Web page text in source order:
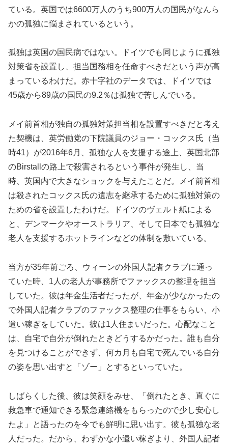
ている。英国では6600万人のうち900万人の国民がなんら
かの孤独に悩まされているという。
孤独は英国の国民病ではない。ドイツでも同じように孤独
対策省を設置し、担当国務相を任命すべきだという声が高
まっているわけだ。赤十字社のデータでは、ドイツでは
45歳から89歳の国民の9.2％は孤独で苦しんでいる。
メイ前首相が独自の孤独対策担当相を設置すべきだと考え
た契機は、英労働党の下院議員のジョー・コックス氏（当
時41）が2016年6月、孤独な人を支援する途上、英国北部
のBirstallの路上で殺害されるという事件が発生し、当
時、英国内で大きなショックを与えたことだ。メイ前首相
は殺されたコックス氏の遺志を継承するために孤独対策の
ための省を設置したわけだ。ドイツのヴェルト紙による
と、デンマークやオーストラリア、そして日本でも孤独な
老人を支援するホットラインなどの体制を敷いている。
当方が35年前ごろ、ウィーンの外国人記者クラブに通っ
ていた時、1人の老人が事務所でファックスの整理を担当
していた。彼は年金生活者だったが、年金が少なかったの
で外国人記者クラブのファックス整理の仕事をもらい、小
遣い稼ぎをしていた。彼は1人住まいだった。心配なこと
は、自宅で自分が倒れたときどうするかだった。誰も自分
を見つけることができず、何カ月も自宅で死んでいる自分
の姿を思い出すと「ゾー」とするといっていた。
しばらくした後、彼は笑顔をみせ、「倒れたとき、直ぐに
救急車で通知できる緊急連絡機をもらったので少し安心し
たよ」と語ったのを今でも鮮明に思い出す。彼も孤独な老
人だった。だから、わずかな小遣い稼ぎより、外国人記者